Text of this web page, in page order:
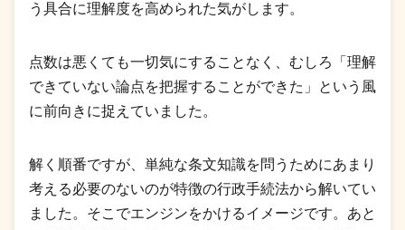
う具合に理解度を高められた気がします。
点数は悪くても一切気にすることなく、むしろ「理解
できていない論点を把握することができた」という風
に前向きに捉えていました。
解く順番ですが、単純な条文知識を問うためにあまり
考える必要のないのが特徴の行政手続法から解いてい
ました。そこでエンジンをかけるイメージです。あと